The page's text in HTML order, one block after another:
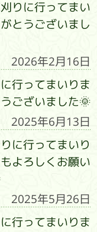
りに行ってまい
とうございまし
2026年2月16日
行ってまいりま
ございました🌞
2025年6月13日
に行ってまいり
よろしくお願い
2025年5月26日
行ってまいりま